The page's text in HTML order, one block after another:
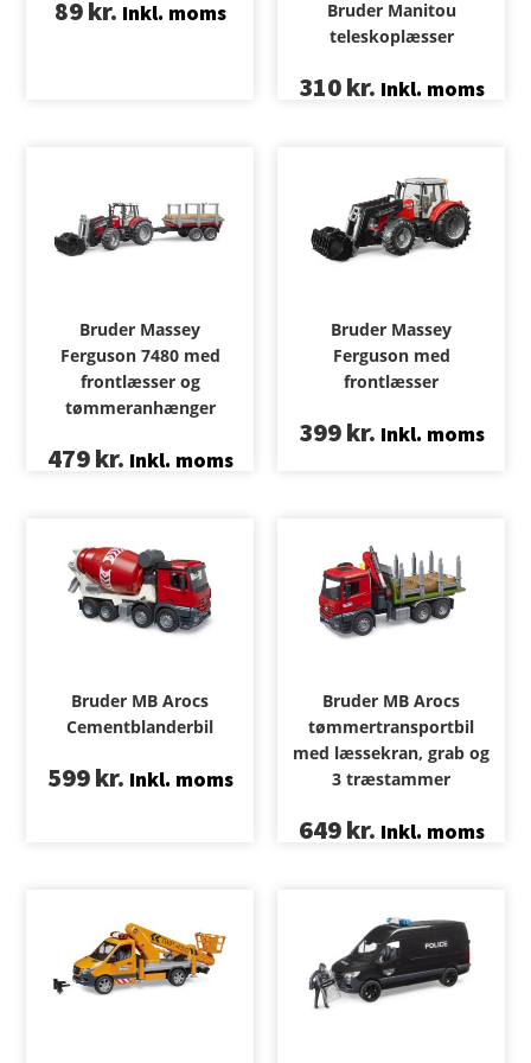
89kr. Inkl. moms
Bruder Manitou
teleskoplæsser
310kr. Inkl. moms
Bruder Massey
Ferguson 7480 med
frontlæsser og
tømmeranhænger
479kr. Inkl. moms
Bruder Massey
Ferguson med
frontlæsser
399kr. Inkl. moms
Bruder MB Arocs
Cementblanderbil
599kr. Inkl. moms
Bruder MB Arocs
tømmertransportbil
med læssekran, grab og
3 træstammer
649kr. Inkl. moms